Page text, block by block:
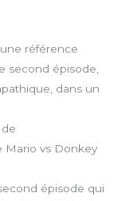
référence
second épisode,
dans un
Mario vs Donkey
épisode qui